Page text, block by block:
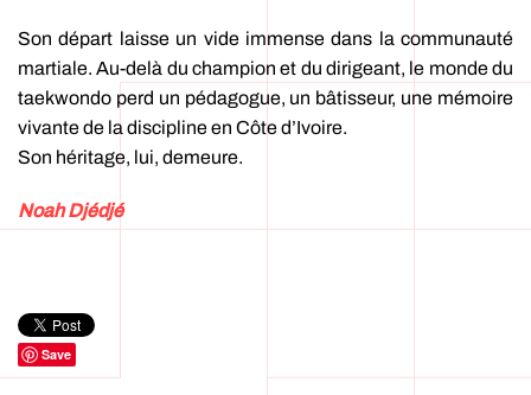
Son départ laisse un vide immense dans la communauté
martiale. Au-delà du champion et du dirigeant, le monde du
taekwondo perd un pédagogue, un bâtisseur, une mémoire
vivante de la discipline en Côte d’Ivoire.
Son héritage, lui, demeure.
Noah Djédjé
Save